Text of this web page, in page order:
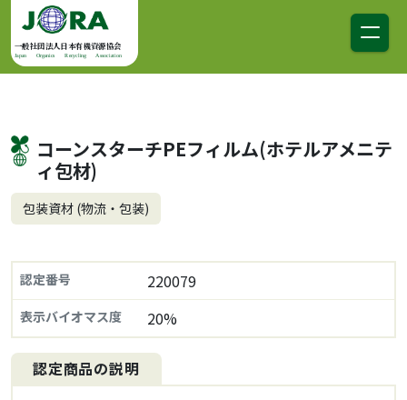
コンテンツへスキップ
メインナビゲーション
一般社団法人日本有機資源協会
Japan Organics Recycling Association
コーンスターチPEフィルム(ホテルアメニテ
ィ包材)
包装資材 (物流・包装)
認定番号 220079
表示バイオマス度 20%
認定商品の説明